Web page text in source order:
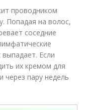
проводником
Попадая на волос,
соседние
Если
их кремом для
через пару недель